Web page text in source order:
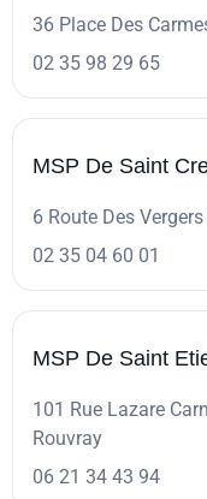
36 Place Des
02 35 98 29 65
MSP De Saint
6 Route Des
02 35 04 60 01
MSP De Saint
101 Rue Lazare
Rouvray
06 21 34 43 94